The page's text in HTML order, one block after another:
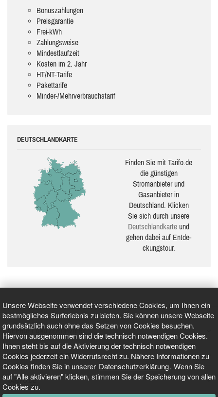
Unsere Webseite verwendet verschiedene Cookies, um Ihnen ein
bestmögliches Surferlebnis zu bieten. Sie können unsere Webseite
grundsätzlich auch ohne das Setzen von Cookies besuchen.
Hiervon ausgenommen sind die technisch notwendigen Cookies.
Ihnen steht bis auf die Aktivierung der technisch notwendigen
Cookies jederzeit ein Widerrufsrecht zu. Nähere Informationen zu
Cookies finden Sie in unserer Datenschutzerklärung. Wenn Sie
auf "Alle aktivieren" klicken, stimmen Sie der Speicherung von allen
Cookies zu.
Bonuszahlungen
Preisgarantie
Frei-kWh
Zahlungsweise
Mindestlaufzeit
Kosten im 2. Jahr
HT/NT-Tarife
Pakettarife
Minder-/Mehrverbrauchstarif
DEUTSCHLANDKARTE
Finden Sie mit Tarifo.de
die güns­ti­gen
Stromanbieter und
Gasanbieter in
Deutschland. Klicken
Sie sich durch unsere
Deutsch­land­karte und
gehen dabei auf Ent­de­
ckungs­tour.
GEPRÜFT UND ZERTIFIZIERT
AKTUELLE NACHRICHTEN
TARIFO.DE